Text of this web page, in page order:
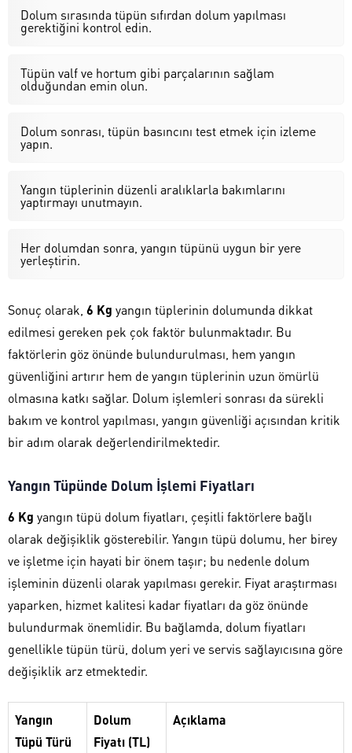
Dolum sırasında tüpün sıfırdan dolum yapılması
gerektiğini kontrol edin.
Tüpün valf ve hortum gibi parçalarının sağlam
olduğundan emin olun.
Dolum sonrası, tüpün basıncını test etmek için izleme
yapın.
Yangın tüplerinin düzenli aralıklarla bakımlarını
yaptırmayı unutmayın.
Her dolumdan sonra, yangın tüpünü uygun bir yere
yerleştirin.
Sonuç olarak, 6 Kg yangın tüplerinin dolumunda dikkat
edilmesi gereken pek çok faktör bulunmaktadır. Bu
faktörlerin göz önünde bulundurulması, hem yangın
güvenliğini artırır hem de yangın tüplerinin uzun ömürlü
olmasına katkı sağlar. Dolum işlemleri sonrası da sürekli
bakım ve kontrol yapılması, yangın güvenliği açısından kritik
bir adım olarak değerlendirilmektedir.
Yangın Tüpünde Dolum İşlemi Fiyatları
6 Kg yangın tüpü dolum fiyatları, çeşitli faktörlere bağlı
olarak değişiklik gösterebilir. Yangın tüpü dolumu, her birey
ve işletme için hayati bir önem taşır; bu nedenle dolum
işleminin düzenli olarak yapılması gerekir. Fiyat araştırması
yaparken, hizmet kalitesi kadar fiyatları da göz önünde
bulundurmak önemlidir. Bu bağlamda, dolum fiyatları
genellikle tüpün türü, dolum yeri ve servis sağlayıcısına göre
değişiklik arz etmektedir.
Yangın
Tüpü Türü
Dolum
Fiyatı (TL)
Açıklama